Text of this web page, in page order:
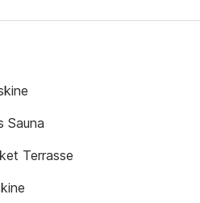
og overdækket terrasse med
Sauna
Terrasse